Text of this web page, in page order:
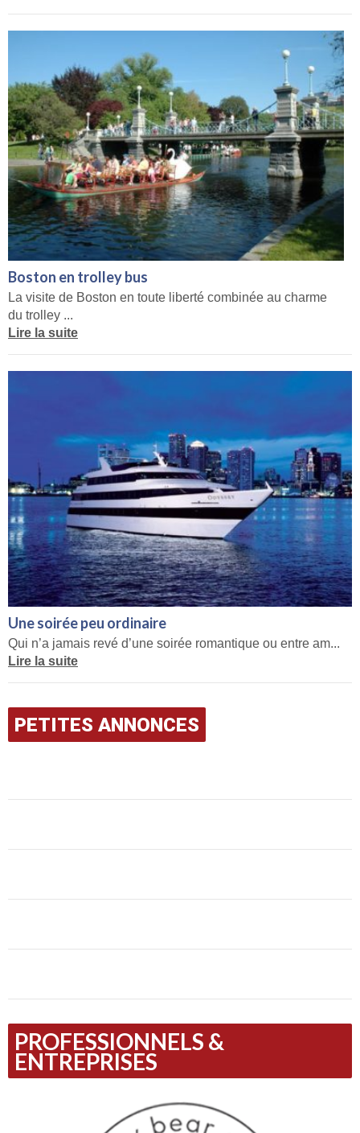
Boston en trolley bus
La visite de Boston en toute liberté combinée au charme
du trolley ...
Lire la suite
Une soirée peu ordinaire
Qui n’a jamais revé d’une soirée romantique ou entre am...
Lire la suite
PETITES ANNONCES
PROFESSIONNELS &
ENTREPRISES